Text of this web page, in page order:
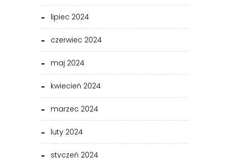
lipiec 2024
czerwiec 2024
maj 2024
kwiecień 2024
marzec 2024
luty 2024
styczeń 2024